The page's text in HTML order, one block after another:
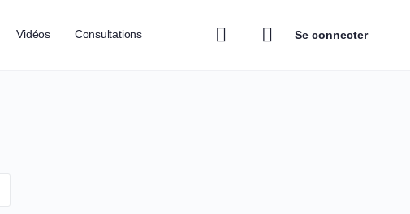
Vidéos Consultations Se connecter